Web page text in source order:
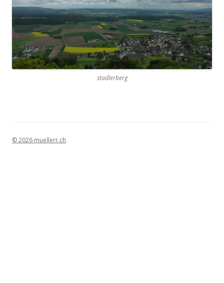
stadlerberg
© 2026 muellerr.ch